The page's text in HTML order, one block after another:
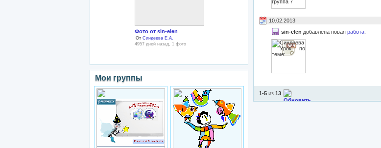
Фото от sin-elen
От Синдеева Е.А.
4957 дней назад, 1 фото
Мои группы
10.02.2013
sin-elen добавлена новая работа
1-5 из 13